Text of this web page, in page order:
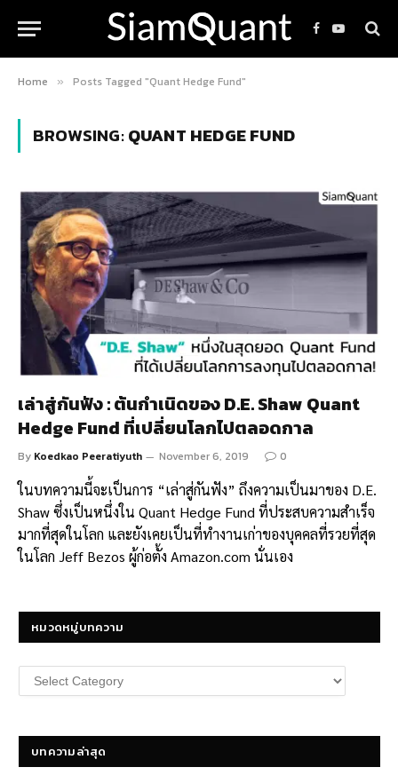
Facebook
YouTube
Home » Posts Tagged "Quant Hedge Fund"
BROWSING:QUANT HEDGE FUND
เล่าสู่กันฟัง : ต้นกำเนิดของ D.E. Shaw Quant
Hedge Fund ที่เปลี่ยนโลกไปตลอดกาล
By Koedkao Peeratiyuth November 6, 2019 0
ในบทความนี้จะเป็นการ “เล่าสู่กันฟัง” ถึงความเป็นมาของ D.E.
Shaw ซึ่งเป็นหนึ่งใน Quant Hedge Fund ที่ประสบความสำเร็จ
มากที่สุดในโลก และยังเคยเป็นที่ทำงานเก่าของบุคคลที่รวยที่สุด
ในโลก Jeff Bezos ผู้ก่อตั้ง Amazon.com นั่นเอง
หมวดหมู่บทความ
หมวด
หมู่
บทความล่าสุด